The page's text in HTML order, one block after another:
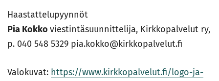
Haastattelupyynnöt
Pia Kokko viestintäsuunnittelija, Kirkkopalvelut ry,
p. 040 548 5329 pia.kokko@kirkkopalvelut.fi
Valokuvat: https://www.kirkkopalvelut.fi/logo-ja-